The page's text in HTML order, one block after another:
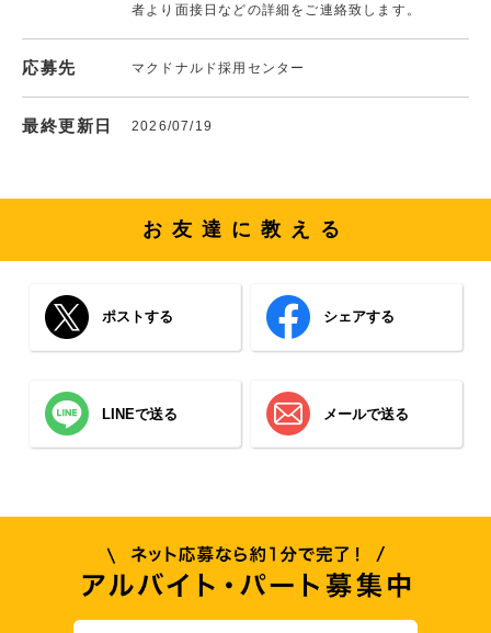
者より面接日などの詳細をご連絡致します。
応募先 マクドナルド採用センター
最終更新日 2026/07/19
お友達に教える
ポストする シェアする
LINEで送る メールで送る